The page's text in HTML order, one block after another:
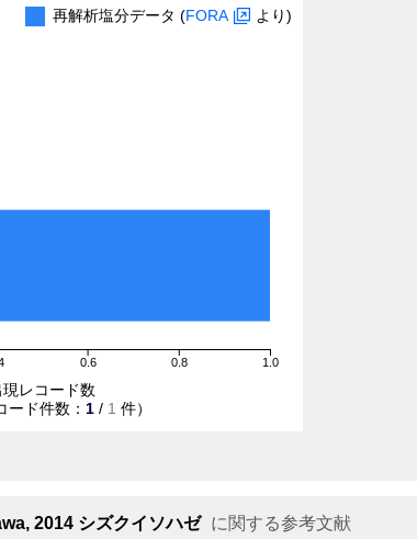
再解析塩分データ (FORA より)
0.6 0.8 1.0
現レコード数
ード件数： 1 / 1 件）
2014 シズクイソハゼ に関する参考文献